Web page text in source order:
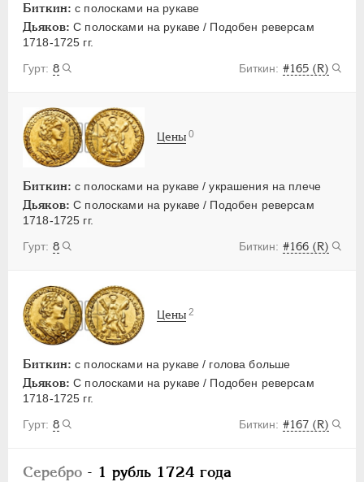
Биткин: с полосками на рукаве
Дьяков: С полосками на рукаве / Подобен реверсам
1718-1725 гг.
8
#165 (R)
Биткин: с полосками на рукаве / украшения на плече
Дьяков: С полосками на рукаве / Подобен реверсам
1718-1725 гг.
8
#166 (R)
Цены 0
Биткин: с полосками на рукаве / голова больше
Дьяков: С полосками на рукаве / Подобен реверсам
1718-1725 гг.
8
#167 (R)
Цены 2
Серебро - 1 рубль 1724 года